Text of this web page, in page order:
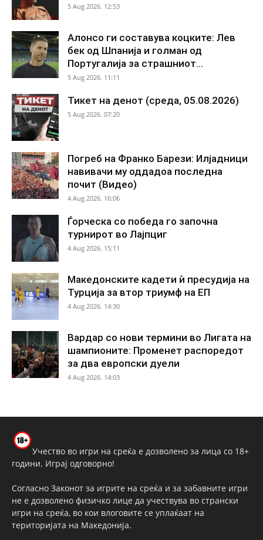
5 Aug 2026. 12:53
Алонсо ги составува коцките: Лев
бек од Шпанија и голман од
Португалија за страшниот...
5 Aug 2026. 11:11
Тикет на денот (среда, 05.08.2026)
5 Aug 2026. 07:20
Погреб на Франко Барези: Илјадници
навивачи му оддадоа последна
почит (Видео)
4 Aug 2026. 16:06
Ѓорческа со победа го започна
турнирот во Лајпциг
4 Aug 2026. 15:11
Македонските кадети ѝ пресудија на
Турција за втор триумф на ЕП
4 Aug 2026. 14:30
Вардар со нови термини во Лигата на
шампионите: Променет распоредот
за два европски дуели
4 Aug 2026. 14:03
Учество во игри на среќа е дозволено за лица со 18+
години. Играј одговорно!
Согласно Законот за игрите на среќа и за забавните игри
не е дозволено физичко лице да учествува во странски
игри на среќа, во кои влоговите се уплаќаат на
територијата на Македонија.